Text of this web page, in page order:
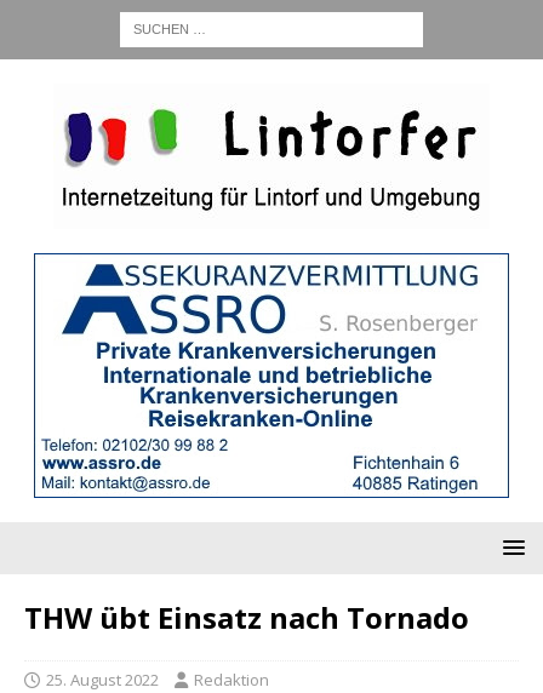
THW übt Einsatz nach Tornado
25. August 2022 Redaktion